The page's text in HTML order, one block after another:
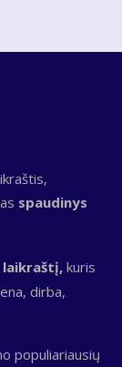
spaudinys
laikraštį,kuris
dirba,
populiariausių